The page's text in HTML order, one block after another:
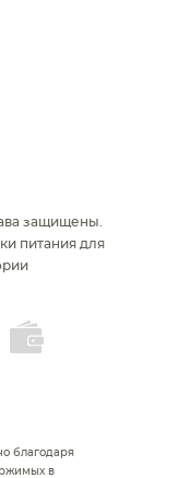
защищены.
питания для
благодаря
в